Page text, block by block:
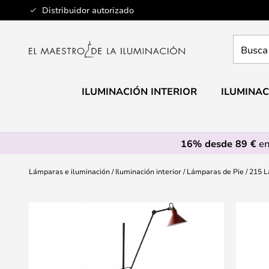
Distribuidor autorizado
Ir
al
aquí
ILUMINACIÓN INTERIOR
16% desde 89 €
Lámparas e iluminación Iluminación interior Lámparas de Pie 215